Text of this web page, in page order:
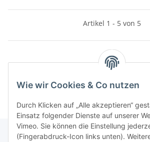
Artikel 1 - 5 von 5
Wie wir Cookies & Co nutzen
Durch Klicken auf „Alle akzeptieren“
Einsatz folgender Dienste auf unserer
Vimeo. Sie können die Einstellung
(Fingerabdruck-Icon links unten).